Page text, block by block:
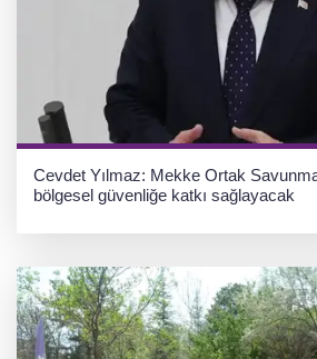
Cevdet Yılmaz: Mekke Ortak
bölgesel güvenliğe katkı sağlayacak